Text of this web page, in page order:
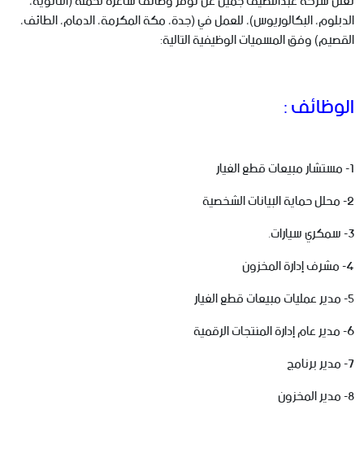
الدبلوم، البكالوريوس)، للعمل في (جدة، مكة المكرمة، الدمام، الطائف،
القصيم) وفق المسميات الوظيفية التالية:
الوظائف :
1- مستشار مبيعات قطع الغيار
2- محلل حماية البيانات الشخصية
3- سمكري سيارات.
4- مشرف إدارة المخزون
5- مدير عمليات مبيعات قطع الغيار
6- مدير عام إدارة المنتجات الرقمية
7- مدير برنامج
8- مدير المخزون